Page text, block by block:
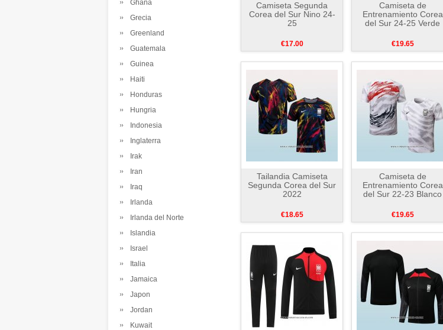
Ghana
Grecia
Greenland
Guatemala
Guinea
Haiti
Honduras
Hungria
Indonesia
Inglaterra
Irak
Iran
Iraq
Irlanda
Irlanda del Norte
Islandia
Israel
Italia
Jamaica
Japon
Jordan
Kuwait
Camiseta Segunda
Corea del Sur Nino 24-
25
€17.00
Camiseta de
Entrenamiento Corea
del Sur 24-25 Verde
€19.65
Tailandia Camiseta
Segunda Corea del Sur
2022
€18.65
Camiseta de
Entrenamiento Corea
del Sur 22-23 Blanco
€19.65